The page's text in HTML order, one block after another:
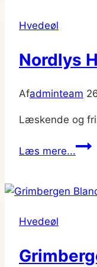
Hvedeøl
Nordlys
Afadminteam
Læskende og
Læs mere...
Hvedeøl